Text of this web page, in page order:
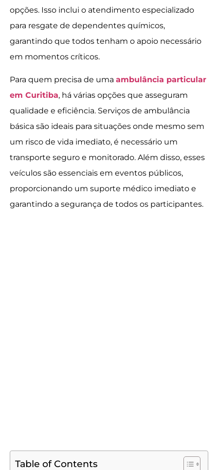
opções. Isso inclui o atendimento especializado
para resgate de dependentes químicos,
garantindo que todos tenham o apoio necessário
em momentos críticos.
Para quem precisa de uma ambulância particular
em Curitiba, há várias opções que asseguram
qualidade e eficiência. Serviços de ambulância
básica são ideais para situações onde mesmo sem
um risco de vida imediato, é necessário um
transporte seguro e monitorado. Além disso, esses
veículos são essenciais em eventos públicos,
proporcionando um suporte médico imediato e
garantindo a segurança de todos os participantes.
Table of Contents